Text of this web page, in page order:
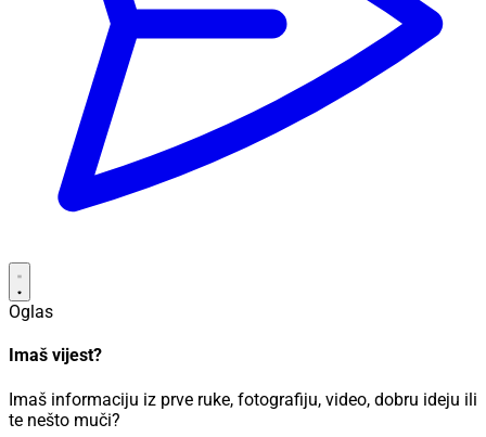
Oglas
Imaš vijest?
Imaš informaciju iz prve ruke, fotografiju, video, dobru ideju ili
te nešto muči?